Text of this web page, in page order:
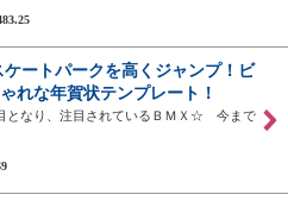
ケートパークを高くジャンプ！ビ
れな年賀状テンプレート！
となり、注目されているＢＭＸ☆ 今まで